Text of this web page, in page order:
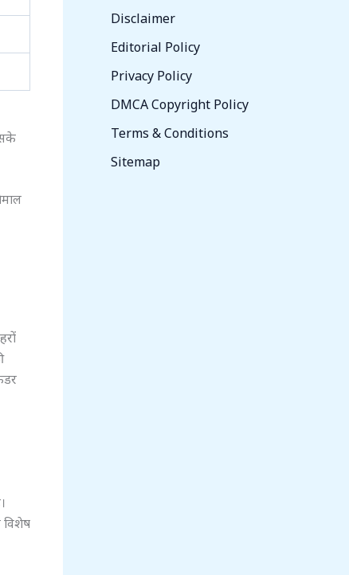
विशेष
Disclaimer
Editorial Policy
Privacy Policy
DMCA Copyright Policy
Terms & Conditions
Sitemap